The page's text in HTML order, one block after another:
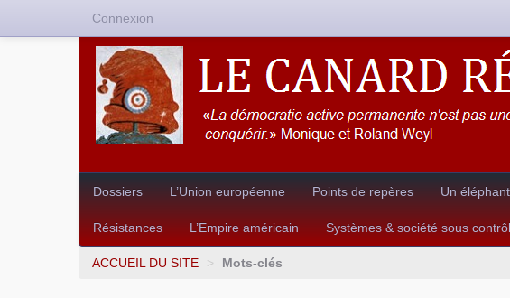
Dossiers L’Union européenne Points de repères Un
Résistances L’Empire américain Systèmes & société sous
ACCUEIL DU SITE > Mots-clés
Connexion